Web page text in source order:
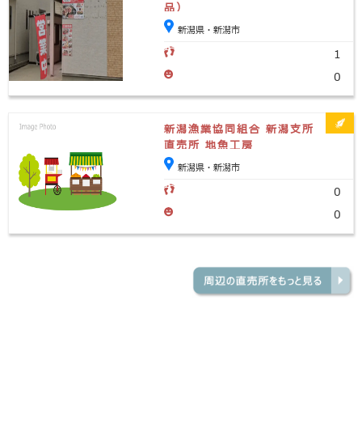
品）
新潟県・新潟市
1
0
新潟漁業協同組合 新潟支所
直売所 地魚工房
新潟県・新潟市
0
0